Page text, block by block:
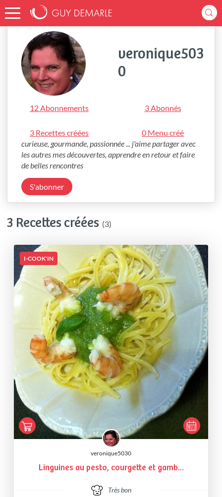
Accueil veronique5030
veronique503
0
12 Abonnements 3 Abonnés
3 Recettes créées
0 Menu créé
curieuse, gourmande, passionnée ... j'aime partager avec
les autres mes découvertes, apprendre en retour et faire
de belles rencontres
S'abonner
3 Recettes créées (3)
I-COOK'IN
veronique5030
Linguines au pesto, courgette et gamb...
Très bon